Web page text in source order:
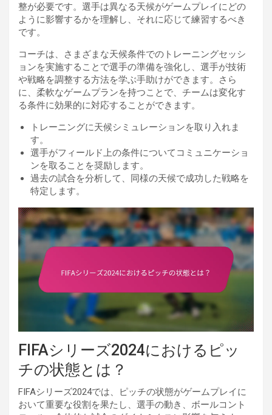
整が必要です。選手は異なる天候がゲームプレイにどの
ように影響するかを理解し、それに応じて練習するべき
です。
コーチは、さまざまな天候条件でのトレーニングセッシ
ョンを実施することで選手の準備を強化し、選手が技術
や戦略を調整する方法を学ぶ手助けができます。さら
に、柔軟なゲームプランを持つことで、チームは変化す
る条件に効果的に対応することができます。
トレーニングに天候シミュレーションを取り入れま
す。
選手がフィールド上の条件についてコミュニケーショ
ンを取ることを奨励します。
過去の試合を分析して、同様の天候で成功した戦略を
特定します。
FIFAシリーズ2024におけるピッ
チの状態とは？
FIFAシリーズ2024では、ピッチの状態がゲームプレイに
おいて重要な役割を果たし、選手の動き、ボールコント